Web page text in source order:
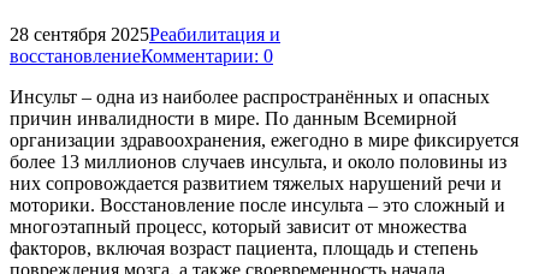
28 сентября 2025Реабилитация и
восстановлениеКомментарии: 0
Инсульт – одна из наиболее распространённых и опасных
причин инвалидности в мире. По данным Всемирной
организации здравоохранения, ежегодно в мире фиксируется
более 13 миллионов случаев инсульта, и около половины из
них сопровождается развитием тяжелых нарушений речи и
моторики. Восстановление после инсульта – это сложный и
многоэтапный процесс, который зависит от множества
факторов, включая возраст пациента, площадь и степень
повреждения мозга, а также своевременность начала